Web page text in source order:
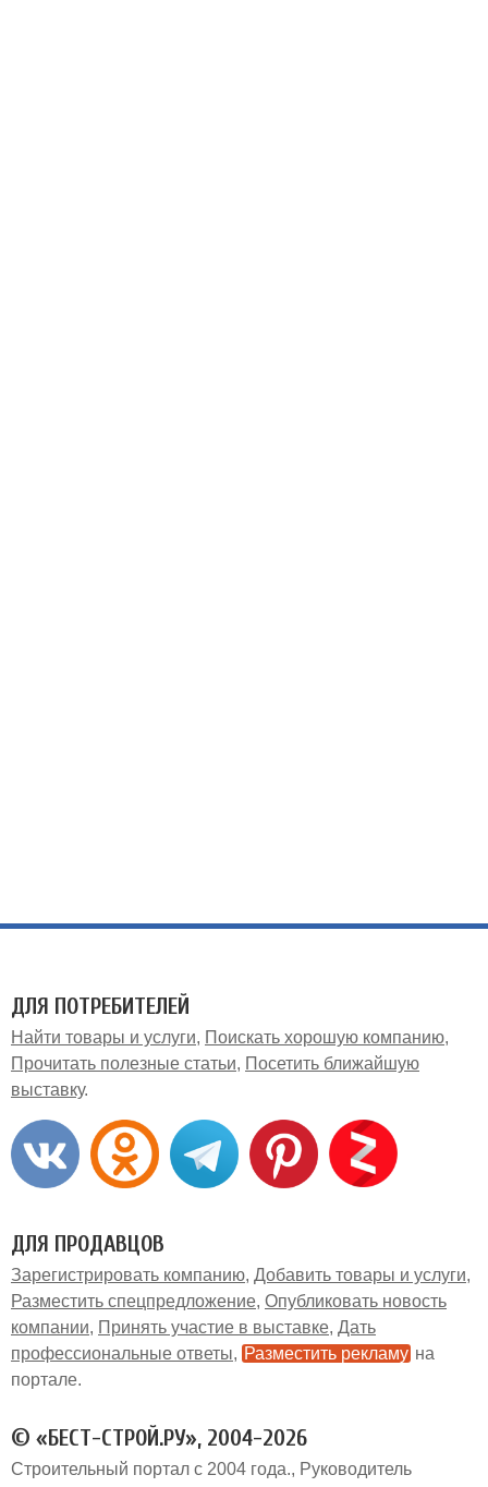
ДЛЯ ПОТРЕБИТЕЛЕЙ
Найти товары и услуги
Поискать хорошую компанию
Прочитать полезные статьи
Посетить ближайшую
выставку
ДЛЯ ПРОДАВЦОВ
Зарегистрировать компанию Добавить товары и услуги
Разместить спецпредложение Опубликовать новость
компании
Принять участие в выставке Дать
профессиональные ответы
Разместить рекламу на
портале
© «БЕСТ-СТРОЙ.РУ», 2004-2026
Строительный портал с 2004 года.
Руководитель